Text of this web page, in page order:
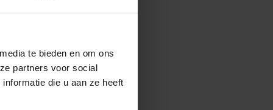
te bieden en om ons
partners voor social
die u aan ze heeft